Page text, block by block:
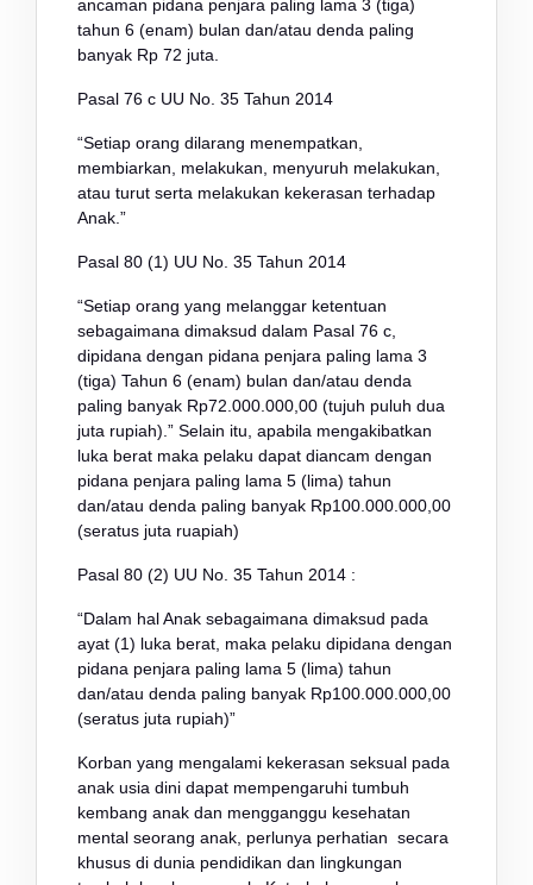
ancaman pidana penjara paling lama 3 (tiga)
tahun 6 (enam) bulan dan/atau denda paling
banyak Rp 72 juta.
Pasal 76 c UU No. 35 Tahun 2014
“Setiap orang dilarang menempatkan,
membiarkan, melakukan, menyuruh melakukan,
atau turut serta melakukan kekerasan terhadap
Anak.”
Pasal 80 (1) UU No. 35 Tahun 2014
“Setiap orang yang melanggar ketentuan
sebagaimana dimaksud dalam Pasal 76 c,
dipidana dengan pidana penjara paling lama 3
(tiga) Tahun 6 (enam) bulan dan/atau denda
paling banyak Rp72.000.000,00 (tujuh puluh dua
juta rupiah).” Selain itu, apabila mengakibatkan
luka berat maka pelaku dapat diancam dengan
pidana penjara paling lama 5 (lima) tahun
dan/atau denda paling banyak Rp100.000.000,00
(seratus juta ruapiah)
Pasal 80 (2) UU No. 35 Tahun 2014 :
“Dalam hal Anak sebagaimana dimaksud pada
ayat (1) luka berat, maka pelaku dipidana dengan
pidana penjara paling lama 5 (lima) tahun
dan/atau denda paling banyak Rp100.000.000,00
(seratus juta rupiah)”
Korban yang mengalami kekerasan seksual pada
anak usia dini dapat mempengaruhi tumbuh
kembang anak dan mengganggu kesehatan
mental seorang anak, perlunya perhatian secara
khusus di dunia pendidikan dan lingkungan